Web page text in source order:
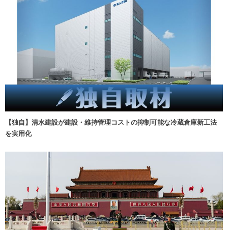
【独自】清水建設が建設・維持管理コストの抑制可能な冷蔵倉庫新工法
を実用化